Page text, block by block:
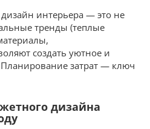
интерьера — это не
тренды (теплые
создать уютное и
Планирование затрат — ключ
дизайна